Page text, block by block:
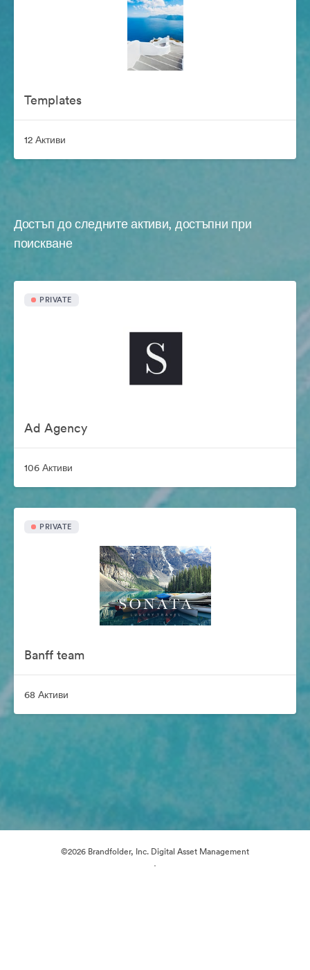
Templates
12 Активи
Достъп до следните активи, достъпни при
поискване
PRIVATE
Ad Agency
106 Активи
PRIVATE
Banff team
68 Активи
©2026 Brandfolder, Inc. Digital Asset Management
·